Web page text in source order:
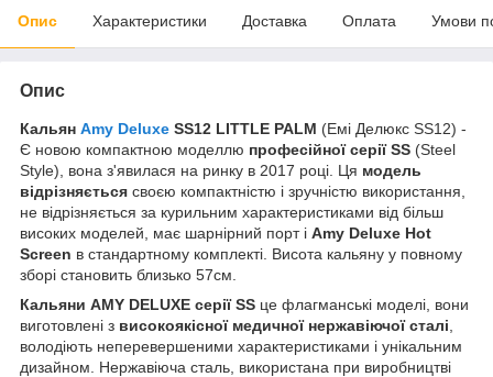
Опис Характеристики Доставка Оплата Умови
Опис
Кальян Amy Deluxe SS12 LITTLE PALM (Емі Делюкс SS12) -
Є новою компактною моделлю професійної серії SS (Steel
Style), вона з'явилася на ринку в 2017 році. Ця модель
відрізняється своєю компактністю і зручністю використання,
не відрізняється за курильним характеристиками від більш
високих моделей, має шарнірний порт і Amy Deluxe Hot
Screen в стандартному комплекті. Висота кальяну у повному
зборі становить близько 57см.
Кальяни AMY DELUXE серії SS це флагманські моделі, вони
виготовлені з високоякісної медичної нержавіючої сталі
володіють неперевершеними характеристиками і унікальним
дизайном. Нержавіюча сталь, використана при виробництві